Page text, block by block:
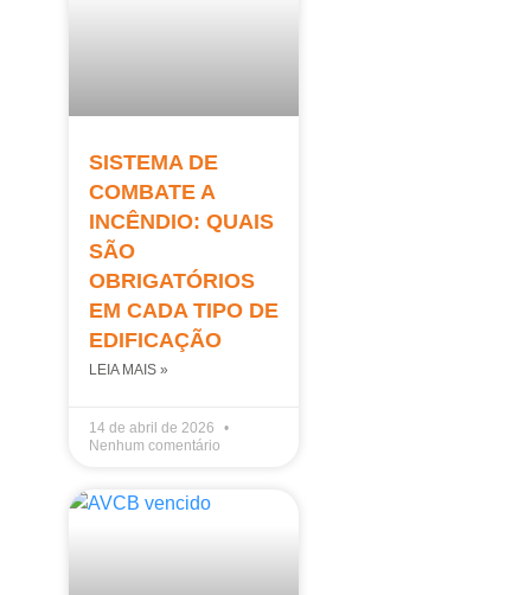
SISTEMA DE
COMBATE A
INCÊNDIO: QUAIS
SÃO
OBRIGATÓRIOS
EM CADA TIPO DE
EDIFICAÇÃO
LEIA MAIS »
14 de abril de 2026
Nenhum comentário